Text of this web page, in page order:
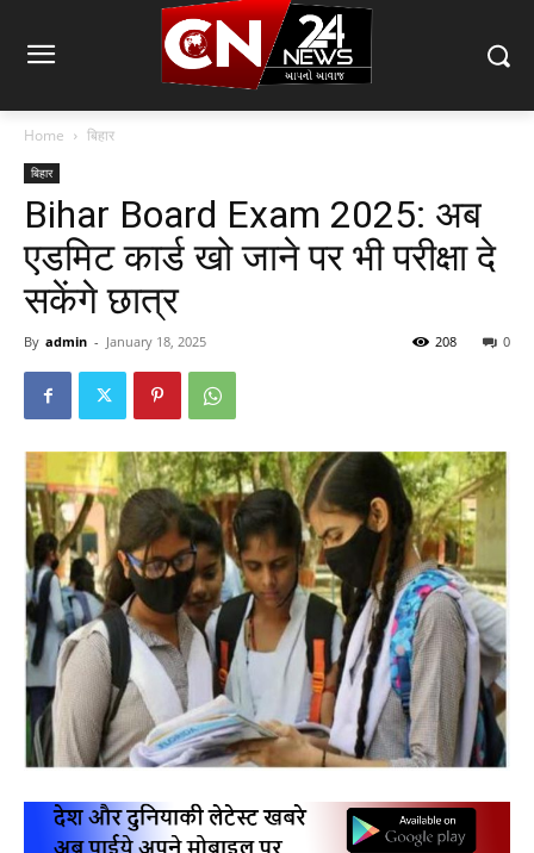
Home बिहार
बिहार
Bihar Board Exam 2025: अब
एडमिट कार्ड खो जाने पर भी परीक्षा दे
सकेंगे छात्र
By admin - January 18, 2025 0
208